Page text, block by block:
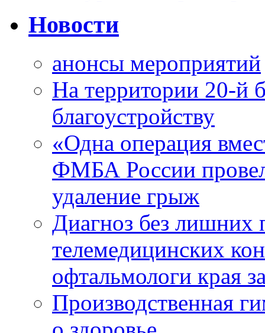
Новости
анонсы мероприятий
На территории 20-й
благоустройству
«Одна операция
ФМБА России
удаление грыж
Диагноз без лишних
телемедицинских
офтальмологи края
Производственная